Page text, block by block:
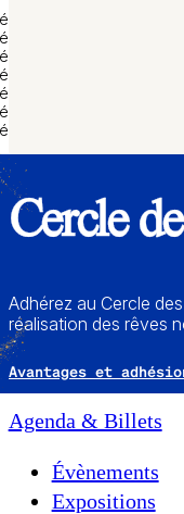
Cercle
Adhérez au Cercle
réalisation des rêves
Avantages et
Agenda & Billets
Évènements
Expositions